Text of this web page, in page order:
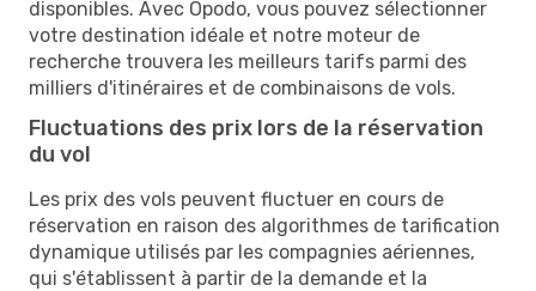
disponibles. Avec Opodo, vous pouvez sélectionner
votre destination idéale et notre moteur de
recherche trouvera les meilleurs tarifs parmi des
milliers d'itinéraires et de combinaisons de vols.
Fluctuations des prix lors de la réservation
du vol
Les prix des vols peuvent fluctuer en cours de
réservation en raison des algorithmes de tarification
dynamique utilisés par les compagnies aériennes,
qui s'établissent à partir de la demande et la